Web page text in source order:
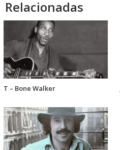
Relacionadas
T – Bone Walker